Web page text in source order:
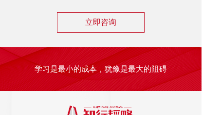
立即咨询
学习是最小的成本，犹豫是最大的阻碍